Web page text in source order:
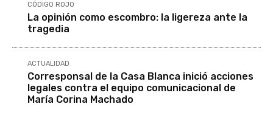
CÓDIGO ROJO
La opinión como escombro: la ligereza ante la
tragedia
ACTUALIDAD
Corresponsal de la Casa Blanca inició acciones
legales contra el equipo comunicacional de
María Corina Machado